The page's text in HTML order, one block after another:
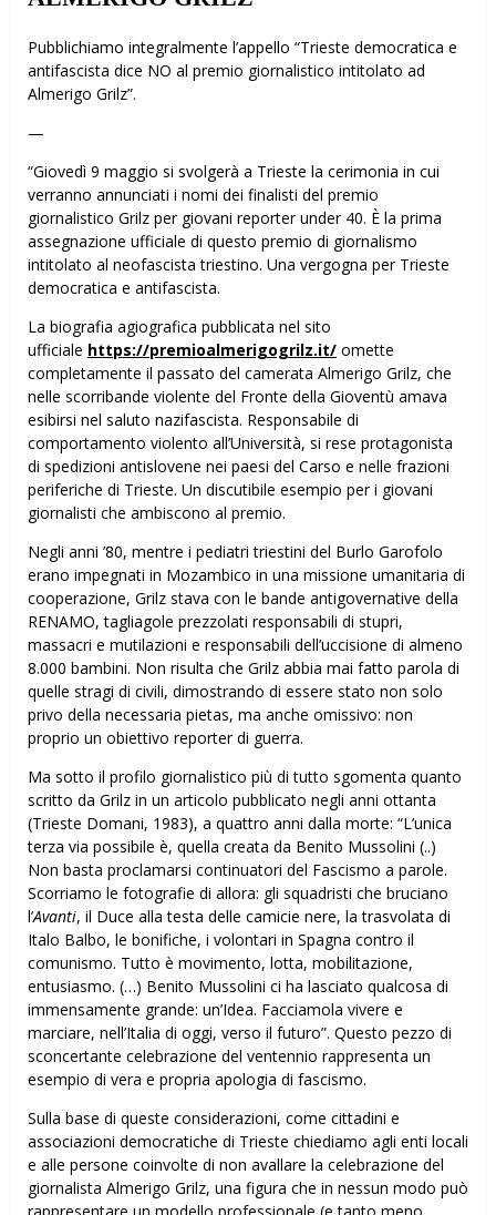
Pubblichiamo integralmente l’appello “Trieste democratica e
antifascista dice NO al premio giornalistico intitolato ad
Almerigo Grilz”.
—
“Giovedì 9 maggio si svolgerà a Trieste la cerimonia in cui
verranno annunciati i nomi dei finalisti del premio
giornalistico Grilz per giovani reporter under 40. È la prima
assegnazione ufficiale di questo premio di giornalismo
intitolato al neofascista triestino. Una vergogna per Trieste
democratica e antifascista.
La biografia agiografica pubblicata nel sito
ufficiale https://premioalmerigogrilz.it/ omette
completamente il passato del camerata Almerigo Grilz, che
nelle scorribande violente del Fronte della Gioventù amava
esibirsi nel saluto nazifascista. Responsabile di
comportamento violento all’Università, si rese protagonista
di spedizioni antislovene nei paesi del Carso e nelle frazioni
periferiche di Trieste. Un discutibile esempio per i giovani
giornalisti che ambiscono al premio.
Negli anni ’80, mentre i pediatri triestini del Burlo Garofolo
erano impegnati in Mozambico in una missione umanitaria di
cooperazione, Grilz stava con le bande antigovernative della
RENAMO, tagliagole prezzolati responsabili di stupri,
massacri e mutilazioni e responsabili dell’uccisione di almeno
8.000 bambini. Non risulta che Grilz abbia mai fatto parola di
quelle stragi di civili, dimostrando di essere stato non solo
privo della necessaria pietas, ma anche omissivo: non
proprio un obiettivo reporter di guerra.
Ma sotto il profilo giornalistico più di tutto sgomenta quanto
scritto da Grilz in un articolo pubblicato negli anni ottanta
(Trieste Domani, 1983), a quattro anni dalla morte: “L’unica
terza via possibile è, quella creata da Benito Mussolini (..)
Non basta proclamarsi continuatori del Fascismo a parole.
Scorriamo le fotografie di allora: gli squadristi che bruciano
l’Avanti, il Duce alla testa delle camicie nere, la trasvolata di
Italo Balbo, le bonifiche, i volontari in Spagna contro il
comunismo. Tutto è movimento, lotta, mobilitazione,
entusiasmo. (…) Benito Mussolini ci ha lasciato qualcosa di
immensamente grande: un’Idea. Facciamola vivere e
marciare, nell’Italia di oggi, verso il futuro”. Questo pezzo di
sconcertante celebrazione del ventennio rappresenta un
esempio di vera e propria apologia di fascismo.
Sulla base di queste considerazioni, come cittadini e
associazioni democratiche di Trieste chiediamo agli enti locali
e alle persone coinvolte di non avallare la celebrazione del
giornalista Almerigo Grilz, una figura che in nessun modo può